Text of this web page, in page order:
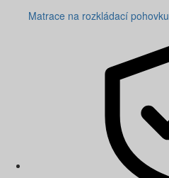
Matrace na rozkládací pohovku